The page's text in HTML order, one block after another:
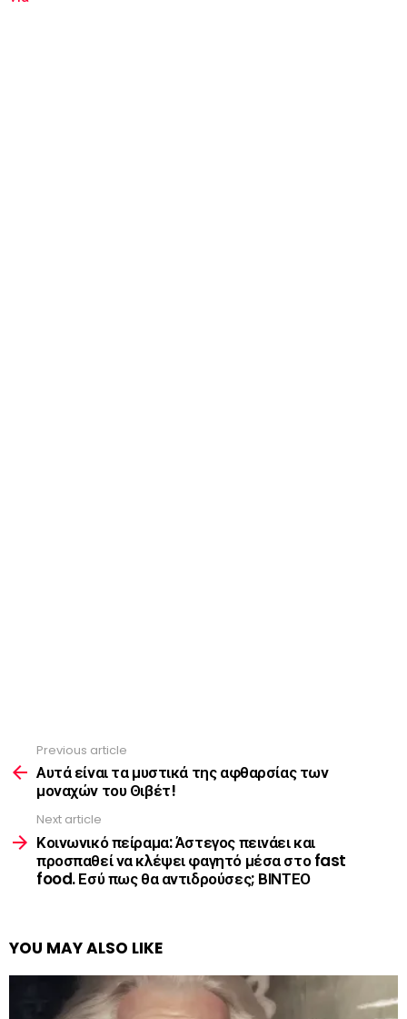
more
Previous article
Αυτά είναι τα μυστικά της αφθαρσίας των
μοναχών του Θιβέτ!
Next article
Κοινωνικό πείραμα: Άστεγος πεινάει και
προσπαθεί να κλέψει φαγητό μέσα στο fast
food. Εσύ πως θα αντιδρούσες; ΒΙΝΤΕΟ
YOU MAY ALSO LIKE